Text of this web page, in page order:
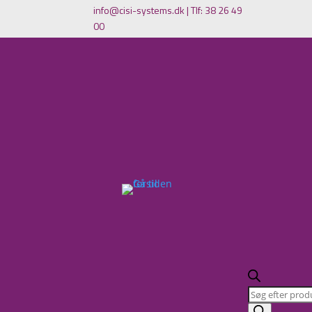
info@cisi-systems.dk|Tlf: 38 26 49
00
Products